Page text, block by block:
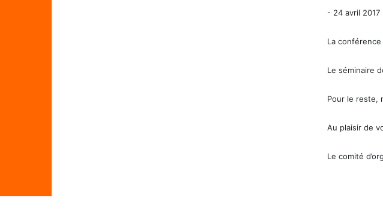
- 24 avril
La
Le séminaire
Pour le reste,
Au plaisir de
Le comité